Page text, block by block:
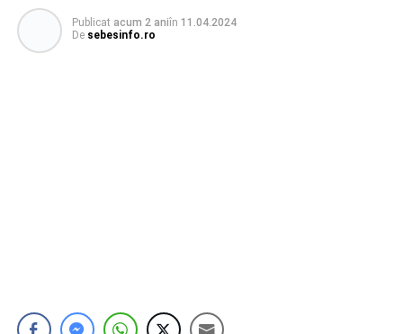
Publicat acum 2 aniîn 11.04.2024
De sebesinfo.ro